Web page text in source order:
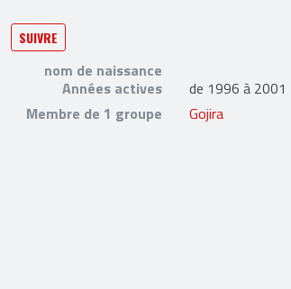
SUIVRE
nom de naissance
Années actives
de 1996 à 2001
Membre de 1 groupe
Gojira